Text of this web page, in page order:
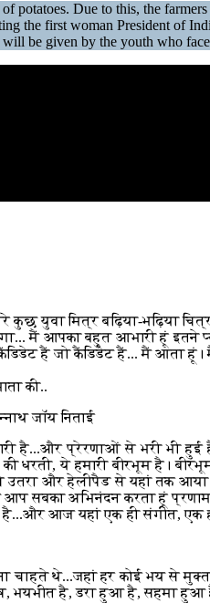
potatoes. Due to this, the
the first woman President of
be given by the youth who
युवा मित्र बढ़िया-भढ़िया
मैं आपका बहुत आभारी हूं इतने
हैं जो कैंडिडेट हैं... मैं आता
की..
जॉय निताई
है...और प्रेरणाओं से भरी भी हुई
धरती, ये हमारी बीरभूम है।
उतरा और हेलीपैड से यहां तक
सबका अभिनंदन करता हूं प्रणाम
आज यहां एक ही संगीत, एक
चाहते थे...जहां हर कोई भय से
भयभीत है, डरा हुआ है, सहमा हुआ